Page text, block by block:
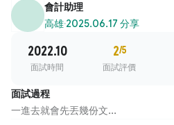
會計助理
高雄·2025.06.17 分享
2022.10
面試時間
2/5
面試評價
面試過程
一進去就會先丟幾份文...